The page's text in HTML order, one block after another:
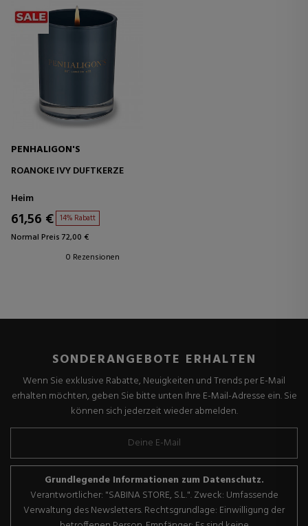
PENHALIGON'S
ROANOKE IVY DUFTKERZE
Heim
61,56 € 14% Rabatt
Normal Preis 72,00 €
0 Rezensionen
SONDERANGEBOTE ERHALTEN
Wenn Sie exklusive Rabatte, Neuigkeiten und Trends per E-Mail
erhalten möchten, geben Sie bitte unten Ihre E-Mail-Adresse ein. Sie
können sich jederzeit wieder abmelden.
Grundlegende Informationen zum Datenschutz.
Verantwortlicher: "SABINA STORE, S.L.". Zweck: Umfassende
Verwaltung des Newsletters. Rechtsgrundlage: Einwilligung der